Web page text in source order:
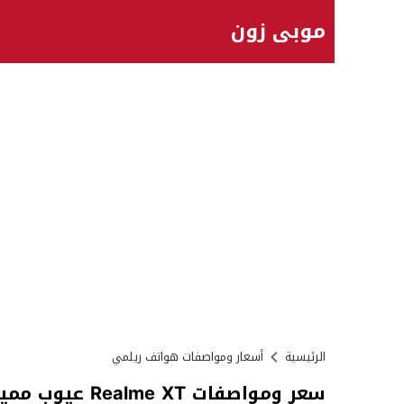
موبي زون
الرئيسية أسعار ومواصفات هواتف ريلمي
سعر ومواصفات Realme XT عيوب مميزات ريلمي اكس تي